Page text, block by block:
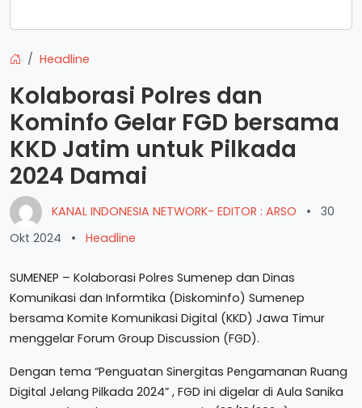
Headline
Kolaborasi Polres dan
Kominfo Gelar FGD bersama
KKD Jatim untuk Pilkada
2024 Damai
KANAL INDONESIA NETWORK- EDITOR : ARSO •
30
Okt 2024
• Headline
SUMENEP – Kolaborasi Polres Sumenep dan Dinas
Komunikasi dan Informtika (Diskominfo) Sumenep
bersama Komite Komunikasi Digital (KKD) Jawa Timur
menggelar Forum Group Discussion (FGD).
Dengan tema “Penguatan Sinergitas Pengamanan Ruang
Digital Jelang Pilkada 2024” , FGD ini digelar di Aula Sanika